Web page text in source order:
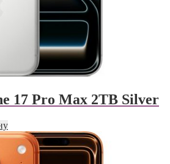
17 Pro Max 2TB Silver